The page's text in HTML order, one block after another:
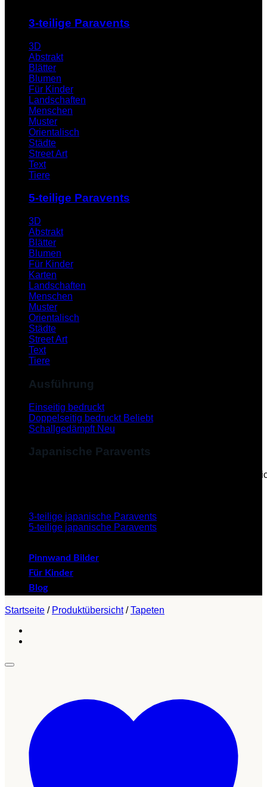
3-teilige Paravents
3D
Abstrakt
Blätter
Blumen
Für Kinder
Landschaften
Menschen
Muster
Orientalisch
Städte
Street Art
Text
Tiere
5-teilige Paravents
3D
Abstrakt
Blätter
Blumen
Für Kinder
Karten
Landschaften
Menschen
Muster
Orientalisch
Städte
Street Art
Text
Tiere
Ausführung
Einseitig bedruckt
Doppelseitig bedruckt
Schallgedämpft
Japanische Paravents
Diese Paravents, die im Japanischen als "Byobu"
3-teilige japanische Paravents
5-teilige japanische Paravents
Pinnwand Bilder
Für Kinder
Blog
Startseite / Produktübersicht / Tapeten